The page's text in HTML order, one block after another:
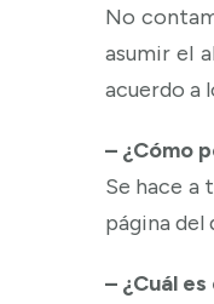
No
asumir el
acuerdo a
– ¿Cómo
Se hace a
página del
– ¿Cuál